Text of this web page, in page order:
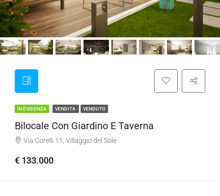
IN EVIDENZA VENDITA VENDUTO
Bilocale Con Giardino E Taverna
Via Corelli 11, Villaggio del Sole
€ 133.000